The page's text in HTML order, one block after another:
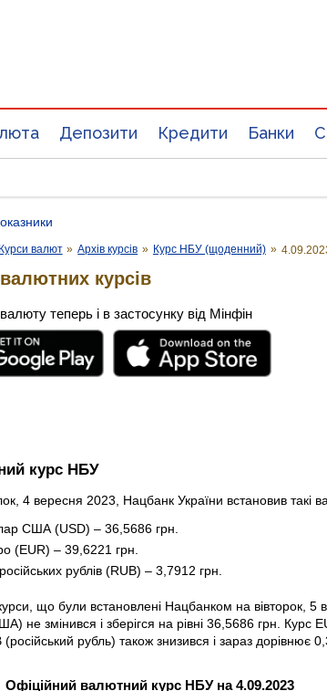
Депозити Кредити Банки
Курси валют » Архів курсів » Курс НБУ (щоденний) »
курсів
теперь і в застосунку від Мінфін
курс НБУ
4 вересня 2023, Нацбанк України встановив такі
США (USD) – 36,5686 грн.
(EUR) – 39,6221 грн.
рублів (RUB) – 3,7912 грн.
що були встановлені Нацбанком на вівторок,
не змінився і зберігся на рівні 36,5686 грн. Курс
(російський рубль) також знизився і зараз дорівнює
Офіційний валютний курс НБУ на 4.09.2023